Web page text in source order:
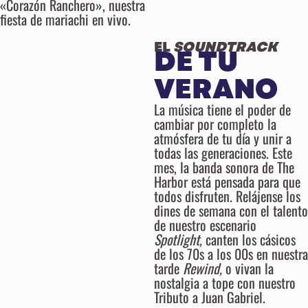
«Corazón Ranchero», nuestra
fiesta de mariachi en vivo.
ELSOUNDTRACK
DE TU
VERANO
La música tiene el poder de
cambiar por completo la
atmósfera de tu día y unir a
todas las generaciones. Este
mes, la banda sonora de The
Harbor está pensada para que
todos disfruten. Relájense los
dines de semana con el talento
de nuestro escenario
Spotlight,canten los cásicos
de los 70s a los 00s en nuestra
tarde Rewind,o vivan la
nostalgia a tope con nuestro
Tributo a Juan Gabriel.